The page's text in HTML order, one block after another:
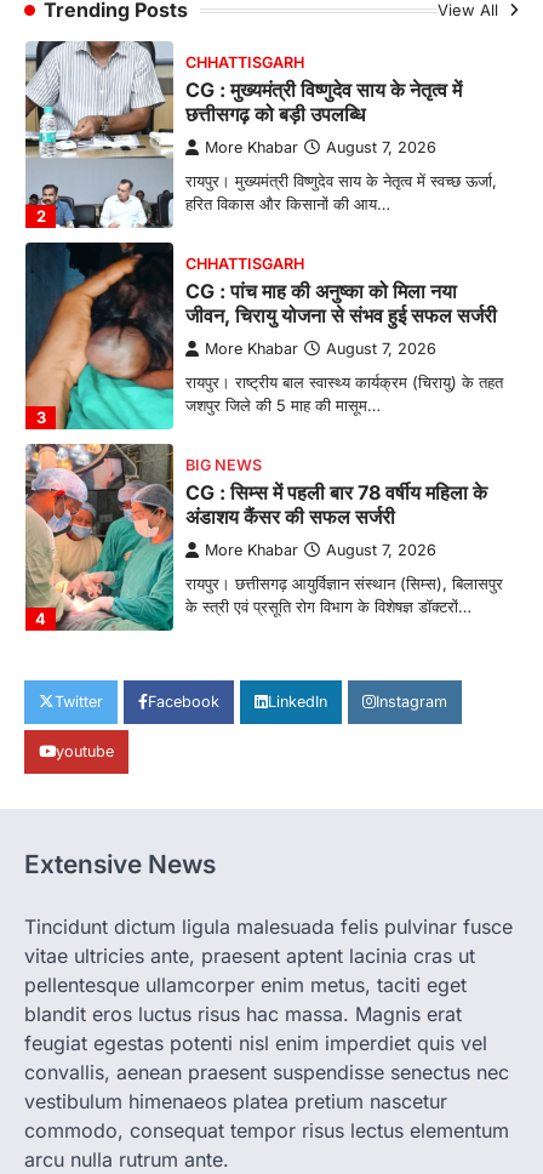
Trending Posts View All
2
CHHATTISGARH
CG : मुख्यमंत्री विष्णुदेव साय के नेतृत्व में
छत्तीसगढ़ को बड़ी उपलब्धि
More Khabar August 7, 2026
रायपुर। मुख्यमंत्री विष्णुदेव साय के नेतृत्व में स्वच्छ ऊर्जा,
हरित विकास और किसानों की आय…
3
CHHATTISGARH
CG : पांच माह की अनुष्का को मिला नया
जीवन, चिरायु योजना से संभव हुई सफल सर्जरी
More Khabar August 7, 2026
रायपुर। राष्ट्रीय बाल स्वास्थ्य कार्यक्रम (चिरायु) के तहत
जशपुर जिले की 5 माह की मासूम…
4
BIG NEWS
CG : सिम्स में पहली बार 78 वर्षीय महिला के
अंडाशय कैंसर की सफल सर्जरी
More Khabar August 7, 2026
रायपुर। छत्तीसगढ़ आयुर्विज्ञान संस्थान (सिम्स), बिलासपुर
के स्त्री एवं प्रसूति रोग विभाग के विशेषज्ञ डॉक्टरों…
CG: 1 से 19 वर्ष तक के बच्चों को निःशुल्क दी
जाएगी एल्बेंडाजोल
बच्चों के स्वास्थ्य सुधार के लिए वर्ष…
2
CHHATTISGARH
छत्तीसगढ़ को बड़ी उपलब्धि
More Khabar August 7, 2026
रायपुर। मुख्यमंत्री विष्णुदेव साय के नेतृत्व में स्वच्छ ऊर्जा,
हरित विकास और किसानों की आय…
CHHATTISGARH
CG : पांच माह की अनुष्का को मिला नया
जीवन, चिरायु योजना से संभव हुई सफल सर्जरी
More Khabar
Twitter Facebook LinkedIn Instagram
youtube
Extensive News
Tincidunt dictum ligula malesuada felis pulvinar fusce
vitae ultricies ante, praesent aptent lacinia cras ut
pellentesque ullamcorper enim metus, taciti eget
blandit eros luctus risus hac massa. Magnis erat
feugiat egestas potenti nisl enim imperdiet quis vel
convallis, aenean praesent suspendisse senectus nec
vestibulum himenaeos platea pretium nascetur
commodo, consequat tempor risus lectus elementum
arcu nulla rutrum ante.